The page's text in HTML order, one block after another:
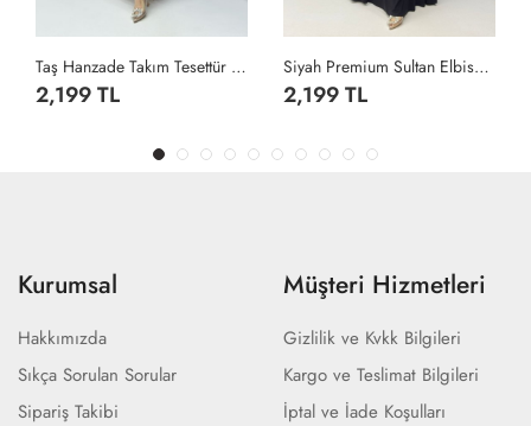
Taş Hanzade Takım Tesettür Giyim Taş Rengi
2,199 TL
Siyah Premium Sultan Elbise Tesettür Giyim Siyah
2,199 TL
Kurumsal
Hakkımızda
Sıkça Sorulan Sorular
Sipariş Takibi
Müşteri Hizmetleri
Gizlilik ve Kvkk Bilgileri
Kargo ve Teslimat Bilgileri
İptal ve İade Koşulları